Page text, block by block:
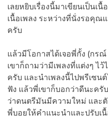
เลยหยิบเรื่องนี้มาเขียนเป็นเ
เนื้อเพลง ระหว่างที่นั่งรอคุ
ครับ
แล้วมีโอกาสได้เจอพี่กั้ง (กร
เขาก็ถามว่ามีเพลงที่แต่งๆ ไว้
ครับ และนำเพลงนี้ไปพรีเซน
ฟัง แล้วพี่เขาก็บอกว่าดีนะครั
ว่าดนตรีมันมีความใหม่ และตั
พี่บอยให้คำแนะนำและปรับเ